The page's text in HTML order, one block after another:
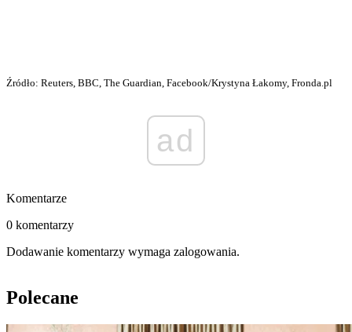
Źródło: Reuters, BBC, The Guardian, Facebook/Krystyna Łakomy, Fronda.pl
ad
Komentarze
0 komentarzy
Dodawanie komentarzy wymaga zalogowania.
Polecane